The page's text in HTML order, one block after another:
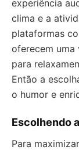
experiência
clima e a
plataformas
oferecem uma
para
Então a
o humor e
Escolhendo
Para